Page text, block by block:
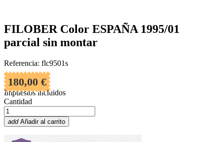
FILOBER Color ESPAÑA 1995/01
parcial sin montar
Referencia: flc9501s
180,00 €
Impuestos incluidos
Cantidad
add Añadir al carrito